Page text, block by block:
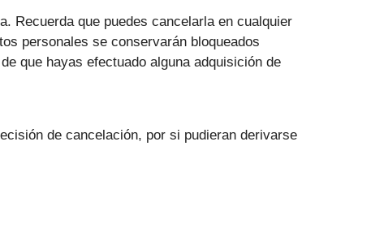
Recuerda que puedes cancelarla en cualquier
personales se conservarán bloqueados
que hayas efectuado alguna adquisición de
de cancelación, por si pudieran derivarse